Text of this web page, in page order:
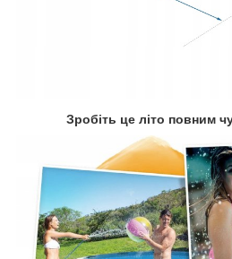
Зробіть це літо повним